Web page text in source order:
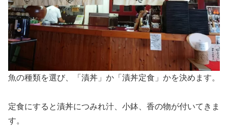
魚の種類を選び、「漬丼」か「漬丼定食」かを決めます。
定食にすると漬丼につみれ汁、小鉢、香の物が付いてきま
す。